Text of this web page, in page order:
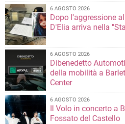
6 AGOSTO 2026
Dopo l'aggressione
D'Elia arriva nella
6 AGOSTO 2026
Dibenedetto
della mobilità a
Center
6 AGOSTO 2026
Il Volo in concerto a
Fossato del Castello